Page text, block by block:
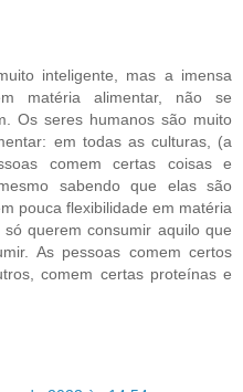
inteligente, mas a imensa
matéria alimentar, não se
Os seres humanos são muito
em todas as culturas, (a
comem certas coisas e
sabendo que elas são
pouca flexibilidade em matéria
querem consumir aquilo que
As pessoas comem certos
comem certas proteínas e